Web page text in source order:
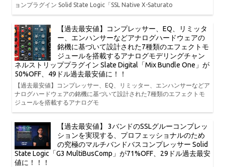
ョンプラグイン Solid State Logic「SSL Native X-Saturato
【過去最安値】コンプレッサー、EQ、リミッタ
ー、エンハンサーなどアナログハードウェアの
銘機に基づいて設計された7種類のエフェクトモ
ジュールを搭載するアナログモデリングチャン
ネルストリッププラグイン Slate Digital「Mix Bundle One」が
50%OFF、49ドル過去最安値に！！
【過去最安値】コンプレッサー、EQ、リミッター、エンハンサーなどア
ナログハードウェアの銘機に基づいて設計された7種類のエフェクトモ
ジュールを搭載するアナログモ
【過去最安値】 3バンドのSSLグルーコンプレッ
ションを実現する、プロフェッショナルのため
の究極のマルチバンドバスコンプレッサー Solid
State Logic「G3 MultiBusComp」が71%OFF、29ドル過去最安
値に！！！